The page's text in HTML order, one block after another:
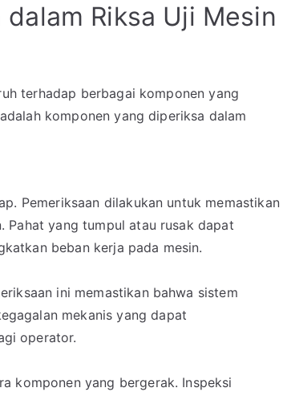
Riksa Uji Mesin
terhadap berbagai komponen yang
komponen yang diperiksa dalam
Pemeriksaan dilakukan untuk memastikan
Pahat yang tumpul atau rusak dapat
beban kerja pada mesin.
ini memastikan bahwa sistem
mekanis yang dapat
operator.
komponen yang bergerak. Inspeksi